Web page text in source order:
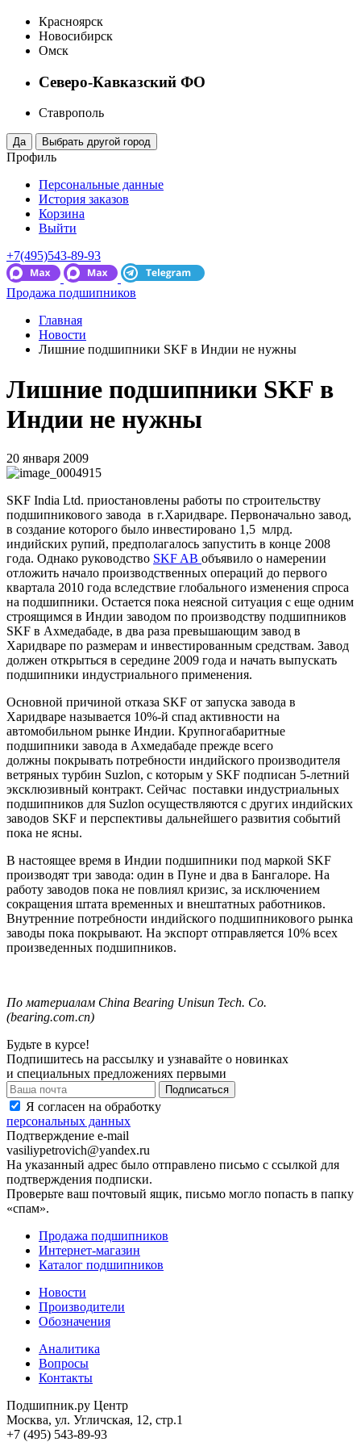
Красноярск
Новосибирск
Омск
Северо-Кавказский ФО
Ставрополь
Профиль
Персональные данные
История заказов
Корзина
Выйти
+7(495)543-89-93
Продажа подшипников
Главная
Новости
Лишние подшипники SKF в Индии не нужны
Лишние подшипники SKF в
Индии не нужны
20 января 2009
SKF India Ltd. приостановлены работы по строительству
подшипникового завода в г.Харидваре. Первоначально завод,
в создание которого было инвестировано 1,5 млрд.
индийских рупий, предполагалось запустить в конце 2008
года. Однако руководство SKF AB объявило о намерении
отложить начало производственных операций до первого
квартала 2010 года вследствие глобального изменения спроса
на подшипники. Остается пока неясной ситуация с еще одним
строящимся в Индии заводом по производству подшипников
SKF в Ахмедабаде, в два раза превышающим завод в
Харидваре по размерам и инвестированным средствам. Завод
должен открыться в середине 2009 года и начать выпускать
подшипники индустриального применения.
Основной причиной отказа SKF от запуска завода в
Харидваре называется 10%-й спад активности на
автомобильном рынке Индии. Крупногабаритные
подшипники завода в Ахмедабаде прежде всего
должны покрывать потребности индийского производителя
ветряных турбин Suzlon, с которым у SKF подписан 5-летний
эксклюзивный контракт. Сейчас поставки индустриальных
подшипников для Suzlon осуществляются с других индийских
заводов SKF и перспективы дальнейшего развития событий
пока не ясны.
В настоящее время в Индии подшипники под маркой SKF
производят три завода: один в Пуне и два в Бангалоре. На
работу заводов пока не повлиял кризис, за исключением
сокращения штата временных и внештатных работников.
Внутренние потребности индийского подшипникового рынка
заводы пока покрывают. На экспорт отправляется 10% всех
произведенных подшипников.
По материалам China Bearing Unisun Tech. Co.
(bearing.com.cn)
Будьте в курсе!
Подпишитесь на рассылку и узнавайте о новинках
и специальных предложениях первыми
Я согласен на обработку
персональных данных
Подтверждение e-mail
vasiliypetrovich@yandex.ru
На указанный адрес было отправлено письмо с ссылкой для
подтверждения подписки.
Проверьте ваш почтовый ящик, письмо могло попасть в папку
«спам».
Продажа подшипников
Интернет-магазин
Каталог подшипников
Новости
Производители
Обозначения
Аналитика
Вопросы
Контакты
Подшипник.ру Центр
Москва, ул. Угличская, 12, стр.1
+7 (495) 543-89-93